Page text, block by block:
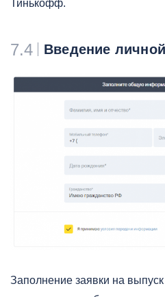
Тинькофф.
7.4 Введение
Заполнение заявки на